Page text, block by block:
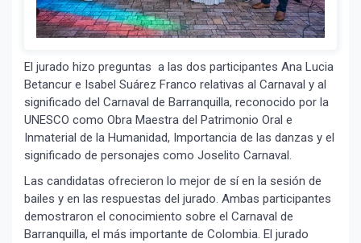
El jurado hizo preguntas a las dos participantes Ana Lucia
Betancur e Isabel Suárez Franco relativas al Carnaval y al
significado del Carnaval de Barranquilla, reconocido por la
UNESCO como Obra Maestra del Patrimonio Oral e
Inmaterial de la Humanidad, Importancia de las danzas y el
significado de personajes como Joselito Carnaval.
Las candidatas ofrecieron lo mejor de sí en la sesión de
bailes y en las respuestas del jurado. Ambas participantes
demostraron el conocimiento sobre el Carnaval de
Barranquilla, el más importante de Colombia. El jurado